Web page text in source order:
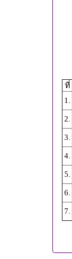
ที่
1.
2.
3.
4.
5.
6.
7.